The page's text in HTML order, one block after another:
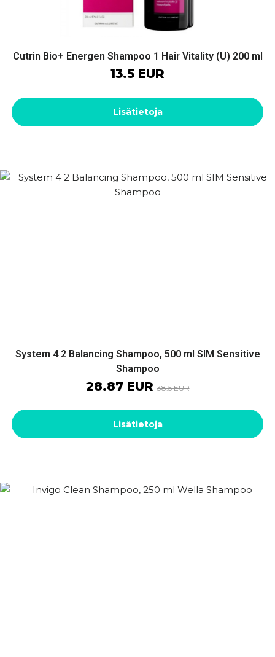
Cutrin Bio+ Energen Shampoo 1 Hair Vitality (U) 200 ml
13.5 EUR
Lisätietoja
System 4 2 Balancing Shampoo, 500 ml SIM Sensitive
Shampoo
28.87 EUR38.5 EUR
Lisätietoja